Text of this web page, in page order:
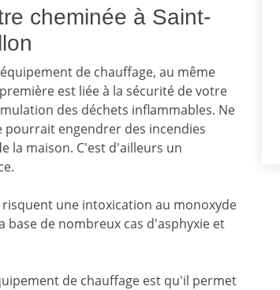
cheminée à Saint-
de chauffage, au même
est liée à la sécurité de votre
des déchets inflammables. Ne
engendrer des incendies
la maison. C'est d'ailleurs un
une intoxication au monoxyde
base de nombreux cas d'asphyxie et
de chauffage est qu'il permet